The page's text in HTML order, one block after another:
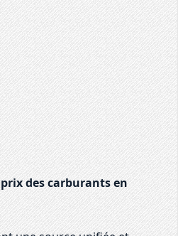
des carburants en